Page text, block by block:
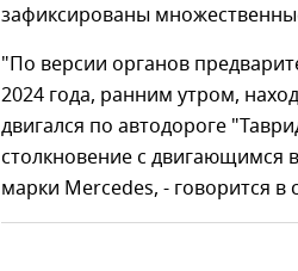
зафиксированы
"По версии органов
2024 года, ранним утром,
двигался по автодороге
столкновение с двигающимся
марки Mercedes, - говорится